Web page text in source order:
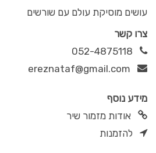
עושים מוסיקת עולם עם שורשים
צרו קשר
052-4875118
ereznataf@gmail.com
מידע נוסף
אודות מזמור שיר
להזמנות